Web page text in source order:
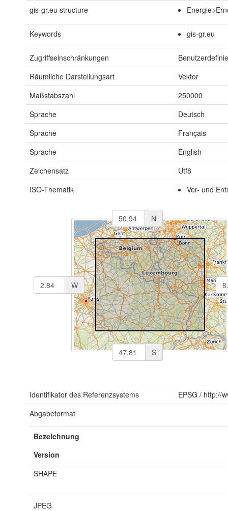
gis-gr.eu structure
Keywords gis-gr.eu
Zugriffseinschränkungen
Räumliche Darstellungsart
Vektor
Maßstabszahl
250000
Sprache
Deutsch
Sprache
Français
Sprache
English
Zeichensatz
Utf8
ISO-Thematik
Ver- und
N
S
W
Identifikator des Referenzsystems EPSG / http://
Abgabeformat
Bezeichnung
Version
SHAPE
JPEG